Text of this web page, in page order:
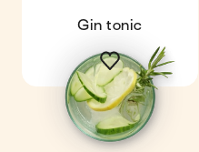
Gin tonic